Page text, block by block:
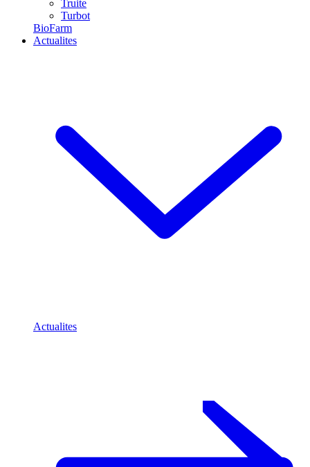
Truite
Turbot
BioFarm
Actualites
Actualites